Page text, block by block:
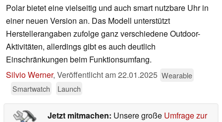
Polar bietet eine vielseitig und auch smart nutzbare Uhr in
einer neuen Version an. Das Modell unterstützt
Herstellerangaben zufolge ganz verschiedene Outdoor-
Aktivitäten, allerdings gibt es auch deutlich
Einschränkungen beim Funktionsumfang.
Silvio Werner, Veröffentlicht am22.01.2025 Wearable
Smartwatch
Launch
Jetzt mitmachen: Unsere große Umfrage zur